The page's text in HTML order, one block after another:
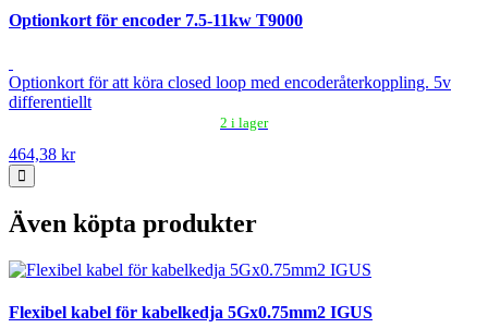
Optionkort för encoder 7.5-11kw T9000
Optionkort för att köra closed loop med encoderåterkoppling. 5v
differentiellt
2 i lager
464,38 kr
Även köpta produkter
Flexibel kabel för kabelkedja 5Gx0.75mm2 IGUS